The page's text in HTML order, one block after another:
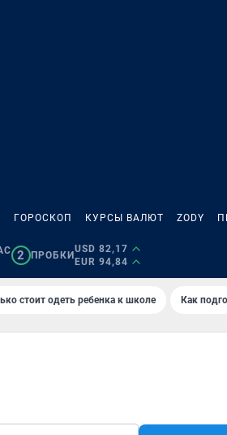
ГОРОСКОП КУРСЫ ВАЛЮТ ZODY
2 ПРОБКИ
USD 82,17
EUR 94,84
стоит одеть ребенка к школе Как